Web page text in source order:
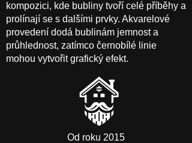
kompozici, kde bubliny tvoří celé příběhy a
prolínají se s dalšími prvky. Akvarelové
provedení dodá bublinám jemnost a
průhlednost, zatímco černobílé linie
mohou vytvořit grafický efekt.
Od roku 2015